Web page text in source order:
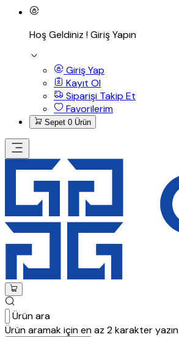
Hoş Geldiniz !Giriş Yapın
Giriş Yap
Kayıt Ol
Siparişi Takip Et
Favorilerim
Sepet 0 Ürün
Ürün ara
Ürün aramak için en az 2 karakter yazın